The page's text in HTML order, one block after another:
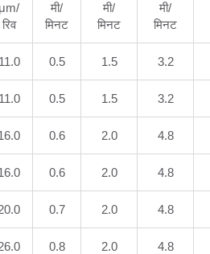
μm/
रिव
मी/
मिनट
मी/
मिनट
मी/
मिनट
11.0 0.5 1.5 3.2
11.0 0.5 1.5 3.2
0.6 2.0 4.8
0.6 2.0 4.8
0.7 2.0 4.8
0.8 2.0 4.8